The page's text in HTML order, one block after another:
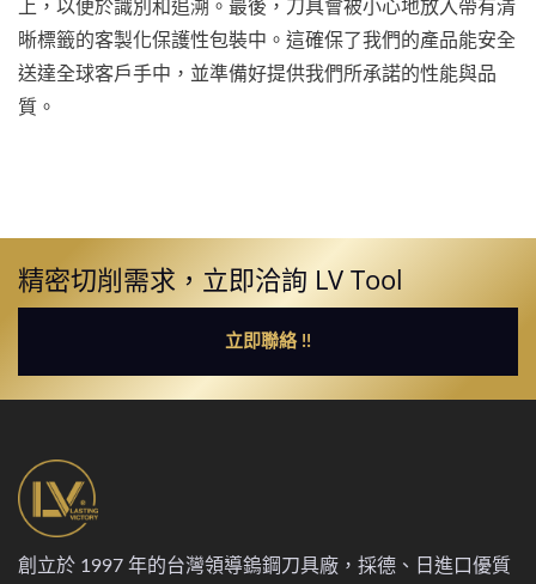
上，以便於識別和追溯。最後，刀具會被小心地放入帶有清
晰標籤的客製化保護性包裝中。這確保了我們的產品能安全
送達全球客戶手中，並準備好提供我們所承諾的性能與品
質。
精密切削需求，立即洽詢 LV Tool
立即聯絡 !!
創立於 1997 年的台灣領導鎢鋼刀具廠，採德、日進口優質